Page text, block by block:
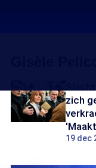
zich
19 dec